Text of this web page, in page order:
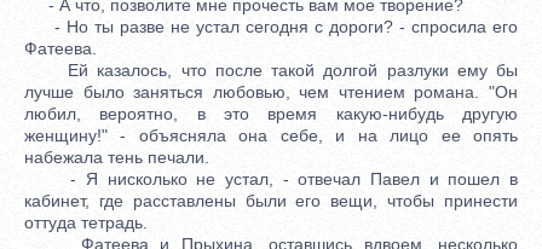
- А что, позволите мне прочесть вам мое творение?
- Но ты разве не устал сегодня с дороги? - спросила его
Фатеева.
Ей казалось, что после такой долгой разлуки ему бы
лучше было заняться любовью, чем чтением романа. "Он
любил, вероятно, в это время какую-нибудь другую
женщину!" - объясняла она себе, и на лицо ее опять
набежала тень печали.
- Я нисколько не устал, - отвечал Павел и пошел в
кабинет, где расставлены были его вещи, чтобы принести
оттуда тетрадь.
Фатеева и Прыхина, оставшись вдвоем, несколько